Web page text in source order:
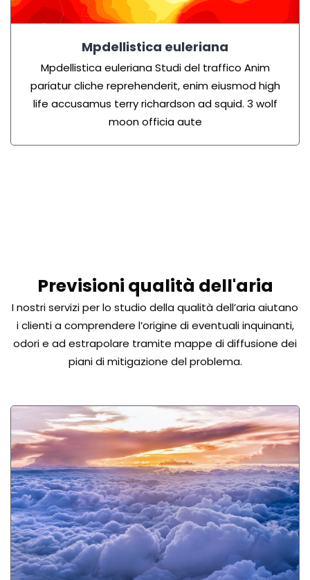
Mpdellistica euleriana
Mpdellistica eulerianaStudi del traffico Anim
pariatur cliche reprehenderit, enim eiusmod high
life accusamus terry richardson ad squid. 3 wolf
moon officia aute
Previsioni qualità dell'aria
I nostri servizi per lo studio della qualità dell’aria aiutano
i clienti a comprendere l’origine di eventuali inquinanti,
odori e ad estrapolare tramite mappe di diffusione dei
piani di mitigazione del problema.